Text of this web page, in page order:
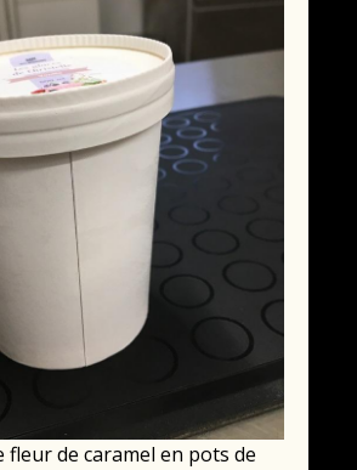
fleur de caramel en pots de